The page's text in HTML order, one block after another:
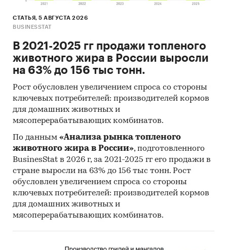
СТАТЬЯ, 5 АВГУСТА 2026
BUSINESSTAT
В 2021-2025 гг продажи топленого
животного жира в России выросли
на 63% до 156 тыс тонн.
Рост обусловлен увеличением спроса со стороны
ключевых потребителей: производителей кормов
для домашних животных и
мясоперерабатывающих комбинатов.
По данным «Анализа рынка топленого
животного жира в России», подготовленного
BusinesStat в 2026 г, за 2021-2025 гг его продажи в
стране выросли на 63% до 156 тыс тонн. Рост
обусловлен увеличением спроса со стороны
ключевых потребителей: производителей кормов
для домашних животных и
мясоперерабатывающих комбинатов.